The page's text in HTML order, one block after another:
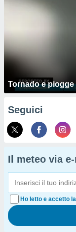
Tornado e
Seguici
Il meteo via e-
Ho letto e accetto